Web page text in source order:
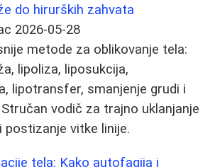
do hirurških zahvata
2026-05-28
metode za oblikovanje tela:
lipoliza, liposukcija,
lipotransfer, smanjenje grudi i
vodič za trajno uklanjanje
postizanje vitke linije.
tela: Kako autofagija i